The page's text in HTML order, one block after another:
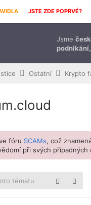
JSTE ZDE POPRVÉ?
Jsme
Ostatní Krypto
fóru SCAMs, což
při svých případných